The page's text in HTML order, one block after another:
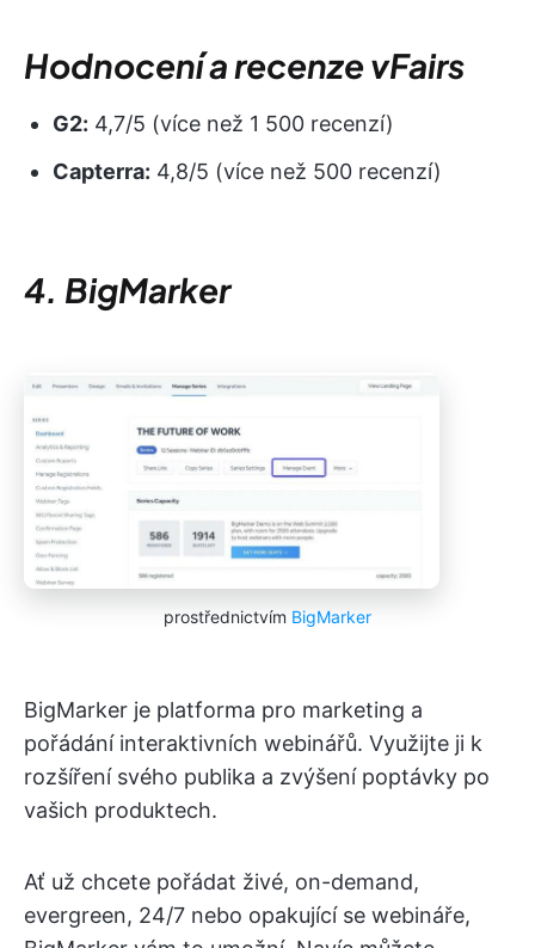
Hodnocení a recenze vFairs
G2: 4,7/5 (více než 1 500 recenzí)
Capterra: 4,8/5 (více než 500 recenzí)
4. BigMarker
prostřednictvím BigMarker
BigMarker je platforma pro marketing a
pořádání interaktivních webinářů. Využijte ji k
rozšíření svého publika a zvýšení poptávky po
vašich produktech.
Ať už chcete pořádat živé, on-demand,
evergreen, 24/7 nebo opakující se webináře,